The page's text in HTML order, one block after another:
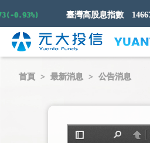
臺灣高股息指數 14667.29
首頁 最新消息 公告消息